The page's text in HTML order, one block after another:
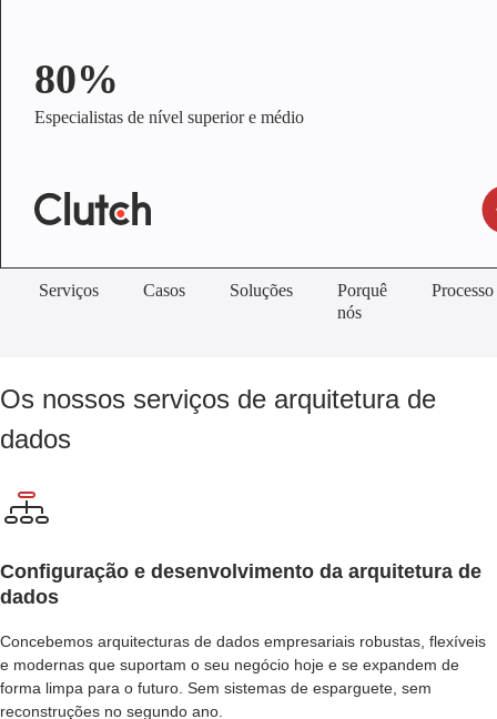
80%
Especialistas de nível superior e médio
Serviços Casos Soluções
Porquê
nós
Processo
Os nossos serviços de arquitetura de
dados
Configuração e desenvolvimento da arquitetura de
dados
Concebemos arquitecturas de dados empresariais robustas, flexíveis
e modernas que suportam o seu negócio hoje e se expandem de
forma limpa para o futuro. Sem sistemas de esparguete, sem
reconstruções no segundo ano.